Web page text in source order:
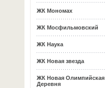
ЖК Мономах
ЖК Мосфильмовский
ЖК Наука
ЖК Новая звезда
ЖК Новая Олимпийская
Деревня